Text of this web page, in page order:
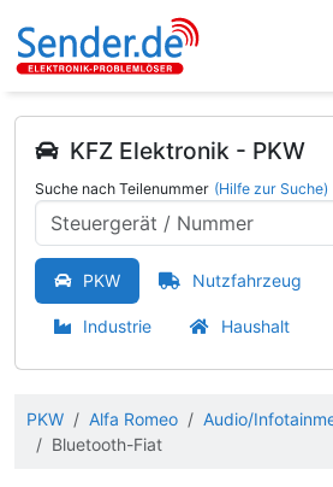
KFZ Elektronik - PKW
Suche nach Teilenummer (Hilfe zur Suche)
PKW Nutzfahrzeug
Industrie Haushalt
PKW Alfa Romeo
Audio/
Bluetooth-Fiat